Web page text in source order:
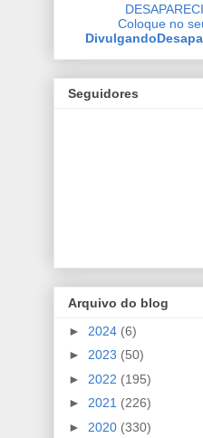
Coloque no
Seguidores
Arquivo do blog
► 2024 (6)
► 2023 (50)
► 2022 (195)
► 2021 (226)
► 2020 (330)